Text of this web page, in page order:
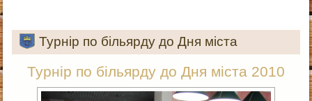
Турнір по більярду до Дня міста
Турнір по більярду до Дня міста 2010